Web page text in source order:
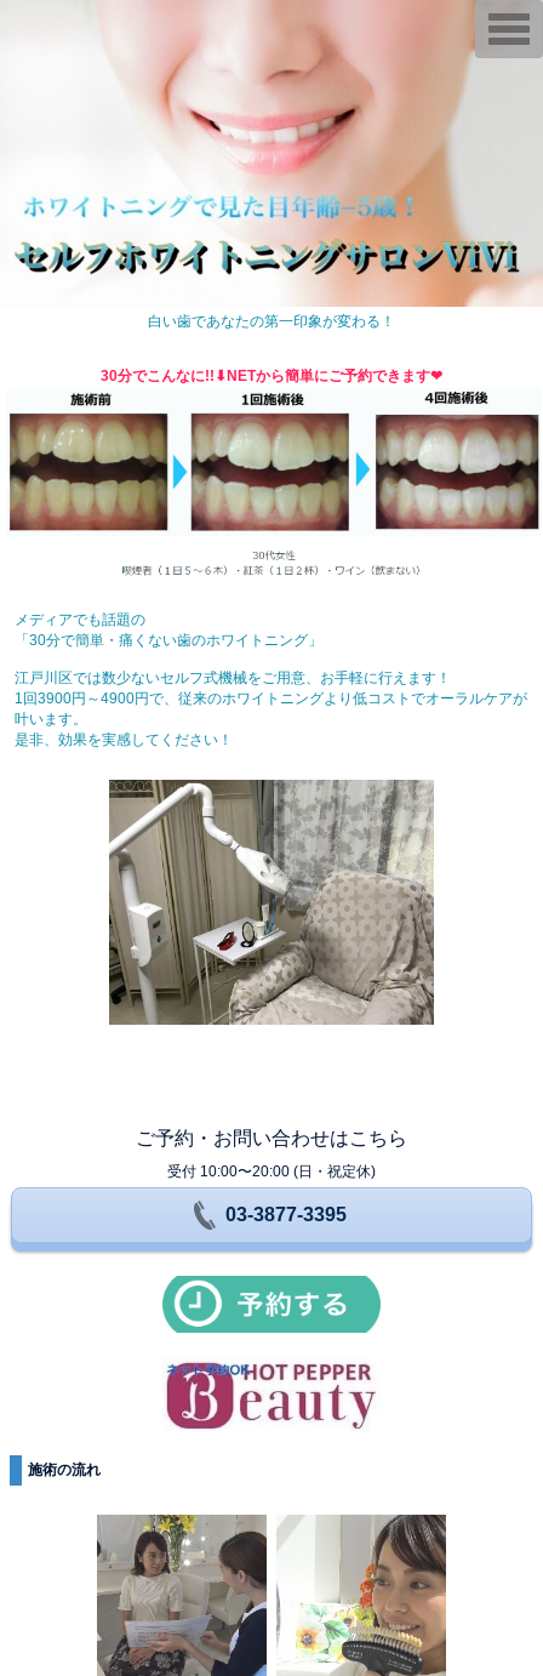
白い歯であなたの第一印象が変わる！
30分でこんなに!!⬇︎NETから簡単にご予約できます❤︎
メディアでも話題の
「30分で簡単・痛くない歯のホワイトニング」
江戸川区では数少ないセルフ式機械をご用意、お手軽に行えます！
1回3900円～4900円で、従来のホワイトニングより低コストでオーラルケアが
叶います。
是非、効果を実感してください！
ご予約・お問い合わせはこちら
受付 10:00〜20:00 (日・祝定休)
03-3877-3395
施術の流れ
T
o
g
t
i
o
n